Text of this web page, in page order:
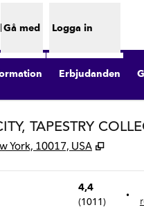
Gå med Logga in
Erbjudanden
TAPESTRY
York, 10017, USA ,
4,4
(1011)
•